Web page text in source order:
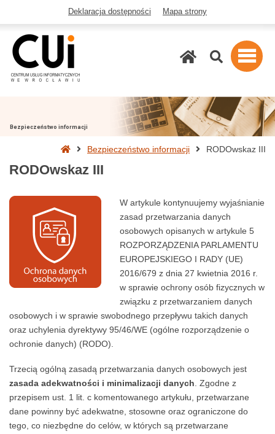
Deklaracja dostępności Mapa strony
Szukaj
Bezpieczeństwo informacji
Strona
główna
Bezpieczeństwo informacji RODOwskaz III
RODOwskaz III
W artykule kontynuujemy wyjaśnianie
zasad przetwarzania danych
osobowych opisanych w artykule 5
ROZPORZĄDZENIA PARLAMENTU
EUROPEJSKIEGO I RADY (UE)
2016/679 z dnia 27 kwietnia 2016 r.
w sprawie ochrony osób fizycznych w
związku z przetwarzaniem danych
osobowych i w sprawie swobodnego przepływu takich danych
oraz uchylenia dyrektywy 95/46/WE (ogólne rozporządzenie o
ochronie danych) (RODO).
Trzecią ogólną zasadą przetwarzania danych osobowych jest
zasada adekwatności i minimalizacji danych . Zgodne z
przepisem ust. 1 lit. c komentowanego artykułu, przetwarzane
dane powinny być adekwatne, stosowne oraz ograniczone do
tego, co niezbędne do celów, w których są przetwarzane